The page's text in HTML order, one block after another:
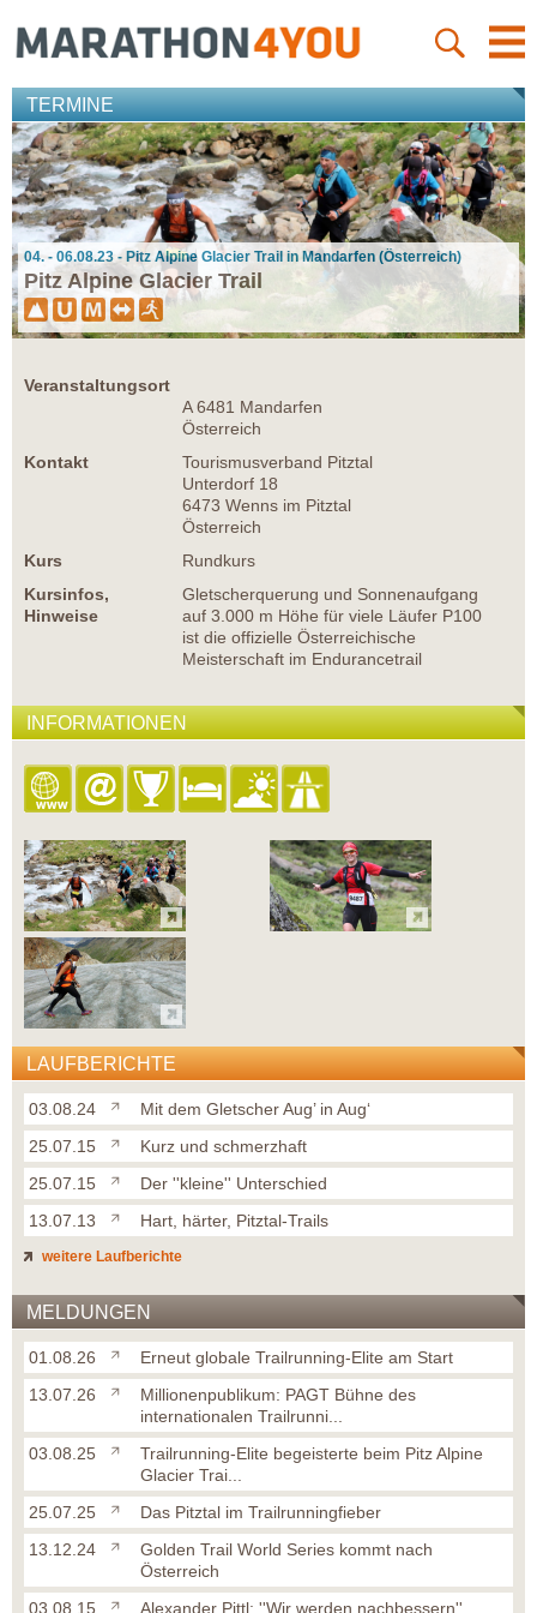
TERMINE
04. - 06.08.23 - Pitz Alpine Glacier Trail in Mandarfen (Österreich)
Pitz Alpine Glacier Trail
Veranstaltungsort
A 6481 Mandarfen
Österreich
Kontakt
Tourismusverband Pitztal
Unterdorf 18
6473 Wenns im Pitztal
Österreich
Kurs
Rundkurs
Kursinfos,
Hinweise
Gletscherquerung und Sonnenaufgang
auf 3.000 m Höhe für viele Läufer P100
ist die offizielle Österreichische
Meisterschaft im Endurancetrail
INFORMATIONEN
LAUFBERICHTE
03.08.24
Mit dem Gletscher Aug’ in Aug‘
25.07.15
Kurz und schmerzhaft
25.07.15
Der ''kleine'' Unterschied
13.07.13
Hart, härter, Pitztal-Trails
weitere Laufberichte
MELDUNGEN
01.08.26
Erneut globale Trailrunning-Elite am Start
13.07.26
Millionenpublikum: PAGT Bühne des
internationalen Trailrunni...
03.08.25
Trailrunning-Elite begeisterte beim Pitz Alpine
Glacier Trai...
25.07.25
Das Pitztal im Trailrunningfieber
13.12.24
Golden Trail World Series kommt nach
Österreich
03.08.15
Alexander Pittl: ''Wir werden nachbessern''